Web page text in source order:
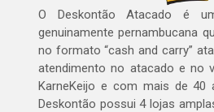
O Deskontão Atacado é
genuinamente pernambucana
no formato “cash and carry”
atendimento no atacado e no
KarneKeijo e com mais de 40
Deskontão possui 4 lojas